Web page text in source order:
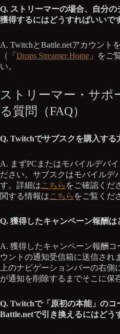
Q. ストリーマーの場合、自分
獲得するにはどうすればいいで
A. TwitchとBattle.netアカウント
（「 Drops Streamer Home 」をご
い。
ストリーマー・サポ
る質問（FAQ）
Q. Twitchでサブスクを購入する
A. まずPCまたはモバイルデバ
ださい。サブスクはモバイルデ
す。詳細はこちら をご確認くだ
関する情報はこちら をご覧くだ
Q. 獲得したキャンペーン報酬は
A. 獲得したキャンペーン報酬コ
ウントの通知受信箱に送信され
上のナビゲーションバーの右側
が通知を削除するまでそこに保
Q. Twitchで「原初の本能」のコ
Battle.netで引き換えるにはどう